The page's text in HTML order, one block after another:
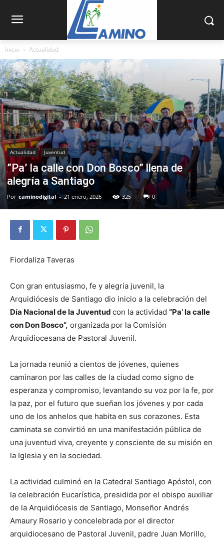
Inicio Actualidad
Actualidad Juventud
”Pa’ la calle con Don Bosco” llena de
alegría a Santiago
Por caminodigital - 21 enero, 2026 325 0
Fiordaliza Taveras
Con gran entusiasmo, fe y alegría juvenil, la
Arquidiócesis de Santiago dio inicio a la celebración del
Día Nacional de la Juventud con la actividad “Pa’ la calle
con Don Bosco”, organizada por la Comisión
Arquidiocesana de Pastoral Juvenil.
La jornada reunió a cientos de jóvenes, quienes
caminaron por las calles de la ciudad como signo de
esperanza y compromiso, levantando su voz por la fe, por
la paz, por el futuro que sueñan los jóvenes y por cada
uno de los anhelos que habita en sus corazones. Esta
caminata se convirtió en una manifestación pública de
una juventud viva, creyente y consciente de su misión en
la Iglesia y en la sociedad.
La actividad culminó en la Catedral Santiago Apóstol, con
la celebración Eucarística, presidida por el obispo auxiliar
de la Arquidiócesis de Santiago, Monseñor Andrés
Amaury Rosario y concelebrada por el director
arquidiocesano de Pastoral Juvenil, padre Juan Morillo,